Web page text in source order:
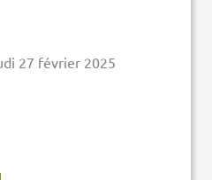
27 février 2025